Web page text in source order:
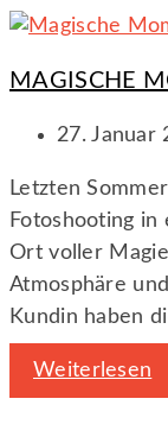
MAGISCHE
27. Januar
Letzten
Fotoshooting
Ort voller
Atmosphäre
Kundin haben
Weiterlesen